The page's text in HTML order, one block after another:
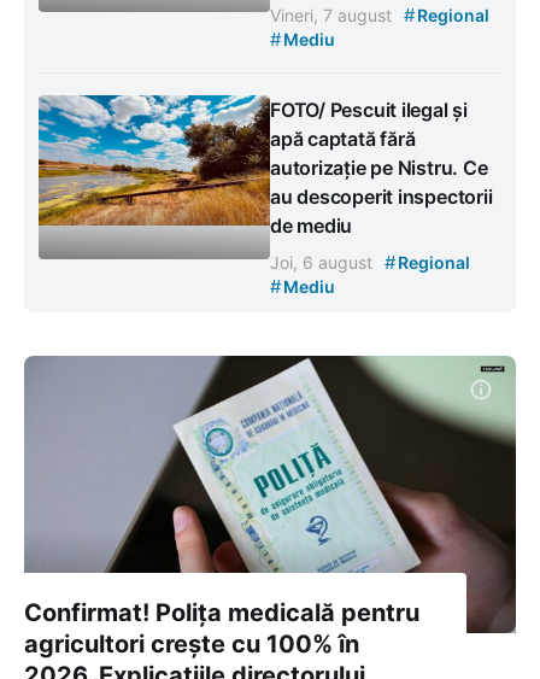
Vineri, 7 august #Regional
#Mediu
FOTO/ Pescuit ilegal și
apă captată fără
autorizație pe Nistru. Ce
au descoperit inspectorii
de mediu
Joi, 6 august #Regional
#Mediu
Confirmat! Polița medicală pentru
agricultori crește cu 100% în